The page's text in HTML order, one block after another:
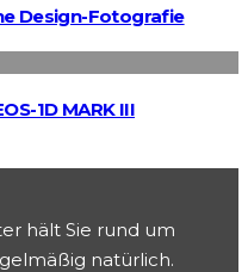
Design-Fotografie
1D MARK III
hält Sie rund um
natürlich.